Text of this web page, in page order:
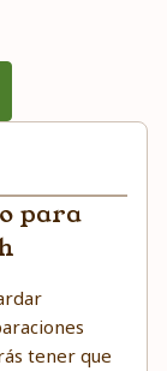
para
tener que